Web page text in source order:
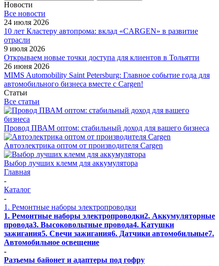
Новости
Все новости
24 июля 2026
10 лет Кластеру автопрома: вклад «CARGEN» в развитие
отрасли
9 июля 2026
Открываем новые точки доступа для клиентов в Тольятти
26 июня 2026
MIMS Automobility Saint Petersburg: Главное событие года для
автомобильного бизнеса вместе с Cargen!
Статьи
Все статьи
Провод ПВАМ оптом: стабильный доход для вашего бизнеса
Автоэлектрика оптом от производителя Cargen
Выбор лучших клемм для аккумулятора
Главная
-
Каталог
-
1. Ремонтные наборы электропроводки
1. Ремонтные наборы электропроводки2. Аккумуляторные
провода3. Высоковольтные провода4. Катушки
зажигания5. Свечи зажигания6. Датчики автомобильные7.
Автомобильное освещение
-
Разъемы байонет и адаптеры под гофру